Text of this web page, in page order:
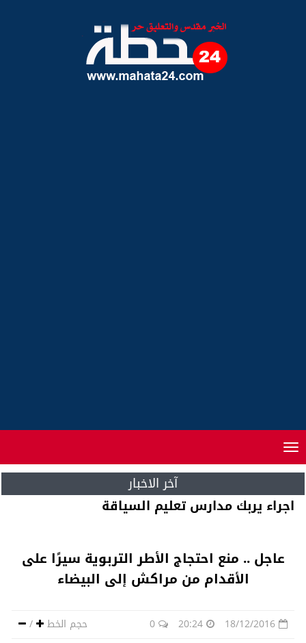
Toggle
navigation
آخر الاخبار
تخوف بسبب اغلاق مؤقت لمعبر باب سبتة
عاجل .. منع احتجاج الأطر التربوية سيرًا على
الأقدام من مراكش إلى البيضاء
حجم الخط / 18/12/2016
20:24
0